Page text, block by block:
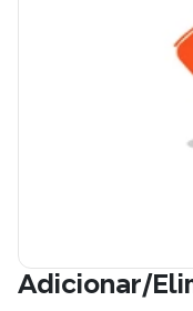
Adicionar/